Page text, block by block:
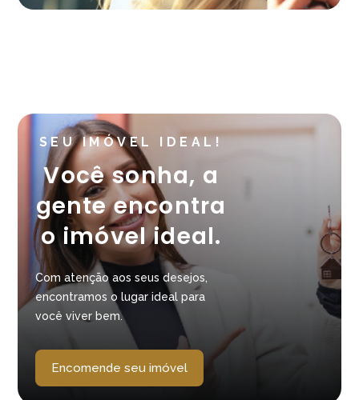
SEU IMÓVEL IDEAL!
Você sonha, a
gente encontra
o imóvel ideal.
Com atenção aos seus desejos,
encontramos o lugar ideal para
você viver bem.
Encomende seu imóvel